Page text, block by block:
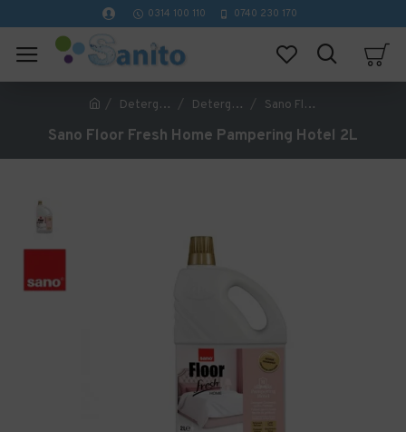
0314 100 110 0740 230 170
Detergenti profesionali curatenie Detergenti pardoseli Sano Floor Fresh Home Pampering Hotel 2L
Sano Floor Fresh Home Pampering Hotel 2L